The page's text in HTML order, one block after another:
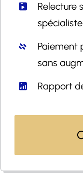
Relecture
spécialiste
Paiement
sans
Rapport